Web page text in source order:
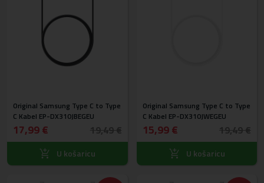
Original Samsung Type C to Type
C Kabel EP-DX310JBEGEU
17,99 €
U košaricu
Original Samsung Type C to Type
C Kabel EP-DX310JWEGEU
15,99 €
U košaricu